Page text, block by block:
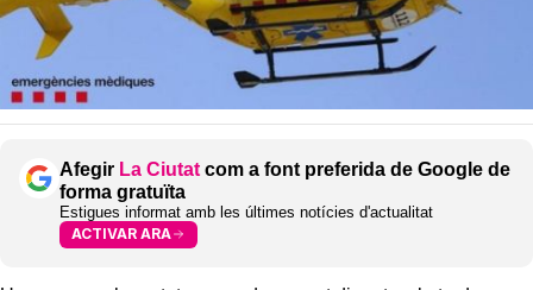
Afegir La Ciutat com a font preferida de Google de
forma gratuïta
Estigues informat amb les últimes notícies d'actualitat
ACTIVAR ARA